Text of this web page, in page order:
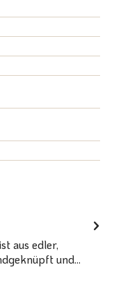
aus edler,
und...